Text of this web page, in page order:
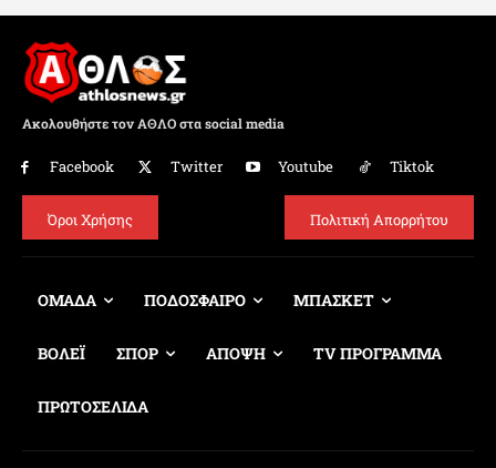
Ακολουθήστε τον ΑΘΛΟ στα social media
Facebook Twitter Youtube Tiktok
Όροι Χρήσης Πολιτική Απορρήτου
ΟΜΑΔΑ ΠΟΔΟΣΦΑΙΡΟ ΜΠΑΣΚΕΤ
ΒΟΛΕΪ ΣΠΟΡ ΑΠΟΨΗ TV ΠΡΟΓΡΑΜΜΑ
ΠΡΩΤΟΣΕΛΙΔΑ